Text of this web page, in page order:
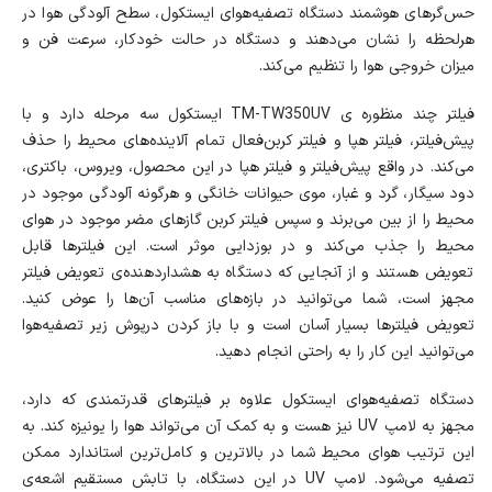
حس‌گرهای هوشمند دستگاه تصفیه‌هوای ایستکول، سطح آلودگی هوا در
هرلحظه را نشان می‌دهند و دستگاه در حالت خودکار، سرعت فن و
میزان خروجی هوا را تنظیم می‌کند.
فیلتر چند منظوره ی TM-TW350UV ایستکول سه مرحله دارد و با
پیش‌فیلتر، فیلتر هپا و فیلتر کربن‌فعال تمام آلاینده‌های محیط را حذف
می‌کند. در واقع پیش‌فیلتر و فیلتر هپا در این محصول، ویروس، باکتری،
دود سیگار، گرد و غبار، موی حیوانات خانگی و هرگونه آلودگی موجود در
محیط را از بین می‌برند و سپس فیلتر کربن‌ گازهای مضر موجود در هوای
محیط را جذب می‌کند و در بوزدایی موثر است. این فیلترها قابل
تعویض هستند و از آنجایی که دستگاه به هشداردهنده‌ی تعویض فیلتر
مجهز است، شما می‌توانید در بازه‌های مناسب آن‌ها را عوض کنید.
تعویض فیلترها بسیار آسان است و با باز کردن درپوش زیر تصفیه‌هوا
می‌توانید این کار را به راحتی انجام دهید.
دستگاه تصفیه‌هوای ایستکول علاوه بر فیلترهای قدرتمندی که دارد،
مجهز به لامپ UV نیز هست و به کمک آن می‌تواند هوا را یونیزه کند. به
این ترتیب هوای محیط شما در بالاترین و کامل‌ترین استاندارد ممکن
تصفیه می‌شود. لامپ UV در این دستگاه، با تابش مستقیم اشعه‌ی